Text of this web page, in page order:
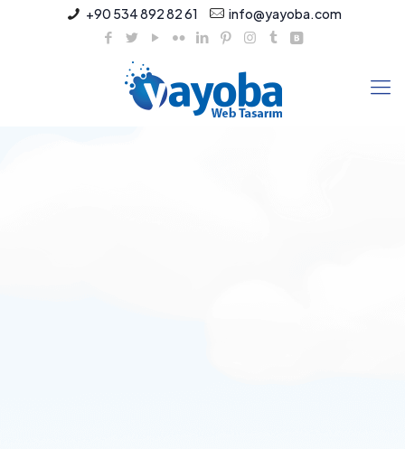
+90 534 892 82 61 info@yayoba.com